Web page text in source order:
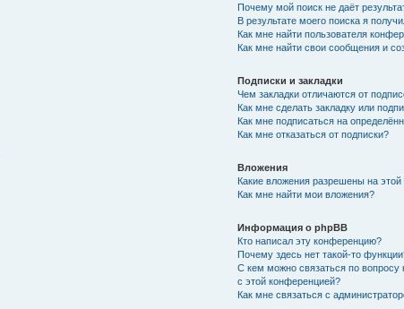
Почему мой поиск не даёт
В результате моего поиска я
Как мне найти пользователя
Как мне найти свои сообщения и
Подписки и закладки
Чем закладки отличаются от
Как мне сделать закладку или
Как мне подписаться на
Как мне отказаться от подписки?
Вложения
Какие вложения разрешены на
Как мне найти мои вложения?
Информация о phpBB
Кто написал эту конференцию?
Почему здесь нет такой-то
С кем можно связаться по вопросу
с этой конференцией?
Как мне связаться с